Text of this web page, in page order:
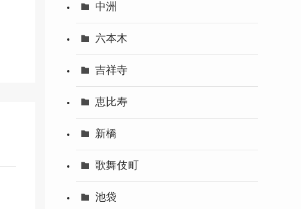
中洲
六本木
吉祥寺
恵比寿
新橋
歌舞伎町
池袋